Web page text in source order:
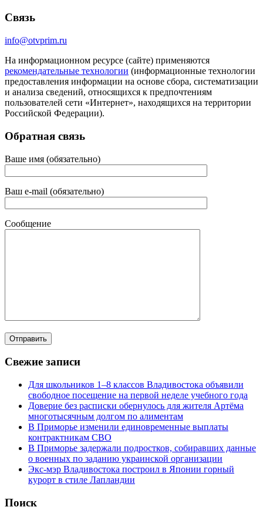
Связь
info@otvprim.ru
На информационном ресурсе (сайте) применяются
рекомендательные технологии (информационные технологии
предоставления информации на основе сбора, систематизации
и анализа сведений, относящихся к предпочтениям
пользователей сети «Интернет», находящихся на территории
Российской Федерации).
Обратная связь
Ваше имя (обязательно)
Ваш e-mail (обязательно)
Сообщение
Свежие записи
Для школьников 1–8 классов Владивостока объявили
свободное посещение на первой неделе учебного года
Доверие без расписки обернулось для жителя Артёма
многотысячным долгом по алиментам
В Приморье изменили единовременные выплаты
контрактникам СВО
В Приморье задержали подростков, собиравших данные
о военных по заданию украинской организации
Экс-мэр Владивостока построил в Японии горный
курорт в стиле Лапландии
Поиск